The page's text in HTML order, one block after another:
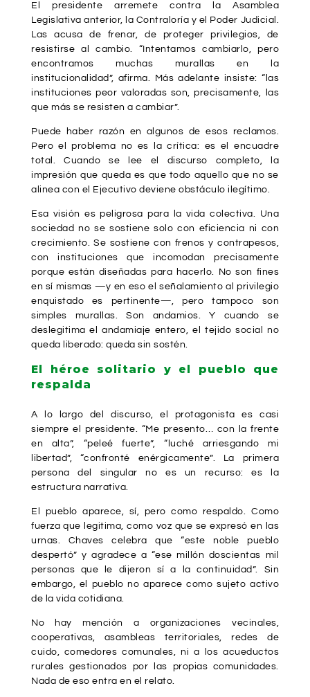
El presidente arremete contra la Asamblea
Legislativa anterior, la Contraloría y el Poder Judicial.
Las acusa de frenar, de proteger privilegios, de
resistirse al cambio. “Intentamos cambiarlo, pero
encontramos muchas murallas en la
institucionalidad”, afirma. Más adelante insiste: “las
instituciones peor valoradas son, precisamente, las
que más se resisten a cambiar”.
Puede haber razón en algunos de esos reclamos.
Pero el problema no es la crítica: es el encuadre
total. Cuando se lee el discurso completo, la
impresión que queda es que todo aquello que no se
alinea con el Ejecutivo deviene obstáculo ilegítimo.
Esa visión es peligrosa para la vida colectiva. Una
sociedad no se sostiene solo con eficiencia ni con
crecimiento. Se sostiene con frenos y contrapesos,
con instituciones que incomodan precisamente
porque están diseñadas para hacerlo. No son fines
en sí mismas —y en eso el señalamiento al privilegio
enquistado es pertinente—, pero tampoco son
simples murallas. Son andamios. Y cuando se
deslegitima el andamiaje entero, el tejido social no
queda liberado: queda sin sostén.
El héroe solitario y el pueblo que
respalda
A lo largo del discurso, el protagonista es casi
siempre el presidente. “Me presento… con la frente
en alta”, “peleé fuerte”, “luché arriesgando mi
libertad”, “confronté enérgicamente”. La primera
persona del singular no es un recurso: es la
estructura narrativa.
El pueblo aparece, sí, pero como respaldo. Como
fuerza que legitima, como voz que se expresó en las
urnas. Chaves celebra que “este noble pueblo
despertó” y agradece a “ese millón doscientas mil
personas que le dijeron sí a la continuidad”. Sin
embargo, el pueblo no aparece como sujeto activo
de la vida cotidiana.
No hay mención a organizaciones vecinales,
cooperativas, asambleas territoriales, redes de
cuido, comedores comunales, ni a los acueductos
rurales gestionados por las propias comunidades.
Nada de eso entra en el relato.